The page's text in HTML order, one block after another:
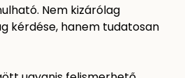
Nem kizárólag
kérdése, hanem tudatosan